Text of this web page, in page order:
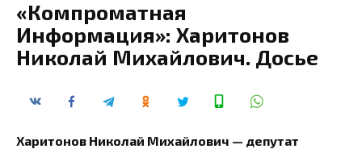
«Компроматная
Информация»: Харитонов
Николай Михайлович. Досье
Харитонов Николай Михайлович — депутат